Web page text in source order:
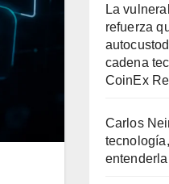
La
refuerza
cadena
CoinEx
Carlos
entenderla